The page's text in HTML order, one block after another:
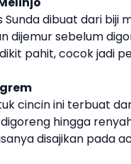
Sunda dibuat dari biji
dijemur sebelum
pahit, cocok jadi
cincin ini terbuat
hingga
disajikan pada